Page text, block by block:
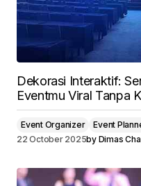
Dekorasi Interaktif:
Eventmu Viral Tanpa
Event Organizer
Event
22 October 2025by Dimas